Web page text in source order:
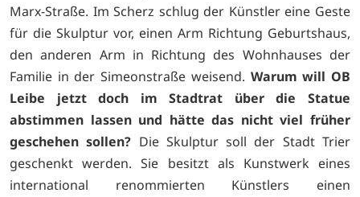
Marx-Straße. Im Scherz schlug der Künstler eine Geste
für die Skulptur vor, einen Arm Richtung Geburtshaus,
den anderen Arm in Richtung des Wohnhauses der
Familie in der Simeonstraße weisend. Warum will OB
Leibe jetzt doch im Stadtrat über die Statue
abstimmen lassen und hätte das nicht viel früher
geschehen sollen? Die Skulptur soll der Stadt Trier
geschenkt werden. Sie besitzt als Kunstwerk eines
international renommierten Künstlers einen